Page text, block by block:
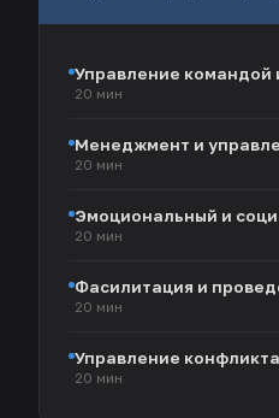
Управление командой
20 мин
Менеджмент и
20 мин
Эмоциональный и
20 мин
Фасилитация и
20 мин
Управление
20 мин